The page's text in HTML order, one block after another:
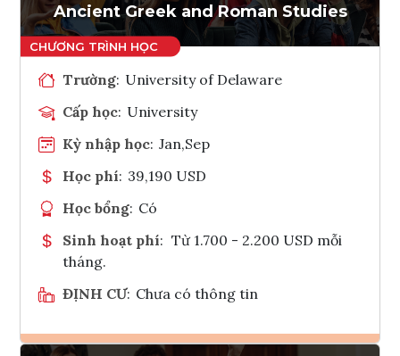
Ancient Greek and Roman Studies
Trường: University of Delaware
Cấp học: University
Kỳ nhập học: Jan,Sep
Học phí: 39,190 USD
Học bổng: Có
Sinh hoạt phí: Từ 1.700 - 2.200 USD mỗi
tháng.
ĐỊNH CƯ: Chưa có thông tin